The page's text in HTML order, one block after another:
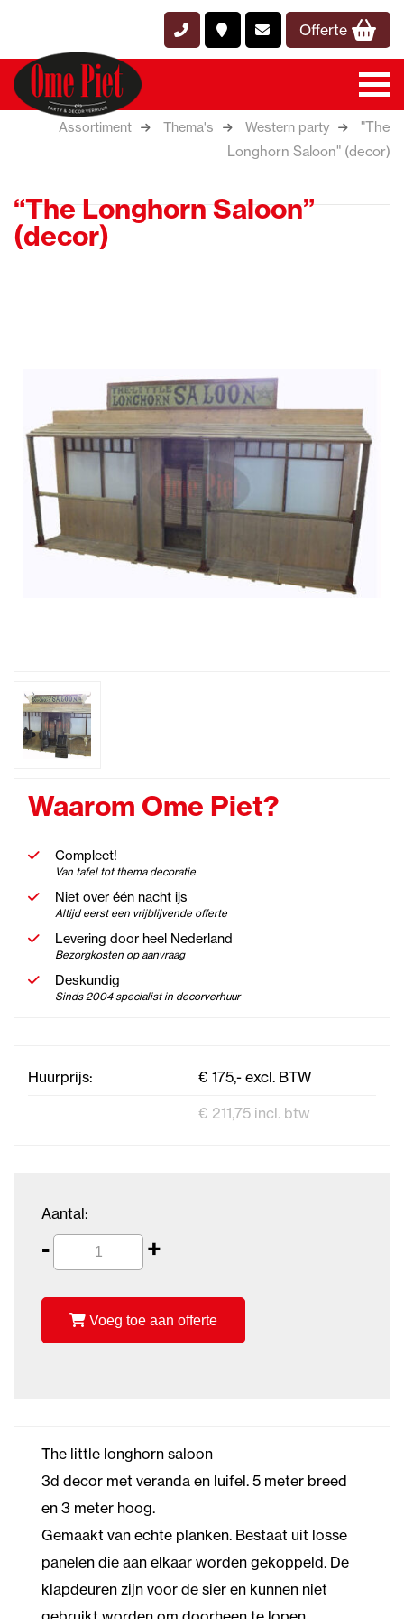
Offerte
Assortiment Thema's Western party
"The
Longhorn Saloon" (decor)
“The Longhorn Saloon”
(decor)
Waarom Ome Piet?
Compleet!
Van tafel tot thema decoratie
Niet over één nacht ijs
Altijd eerst een vrijblijvende offerte
Levering door heel Nederland
Bezorgkosten op aanvraag
Deskundig
Sinds 2004 specialist in decorverhuur
Huurprijs:
€ 175,- excl. BTW
€ 211,75 incl. btw
Aantal:
- +
Voeg toe aan offerte
The little longhorn saloon
3d decor met veranda en luifel. 5 meter breed
en 3 meter hoog.
Gemaakt van echte planken. Bestaat uit losse
panelen die aan elkaar worden gekoppeld. De
klapdeuren zijn voor de sier en kunnen niet